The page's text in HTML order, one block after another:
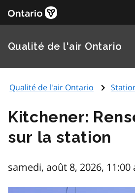
Qualité de l'air Ontario
Qualité de l'air Ontario
Kitchener:
sur la station
samedi, août 8, 2026, 11:00